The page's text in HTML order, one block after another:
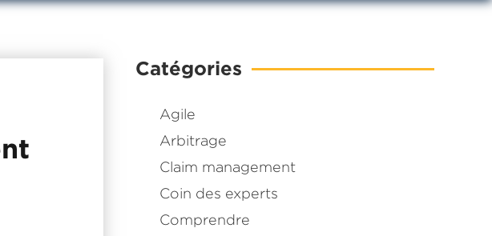
Catégories
Agile
Arbitrage
Claim management
Coin des experts
Comprendre